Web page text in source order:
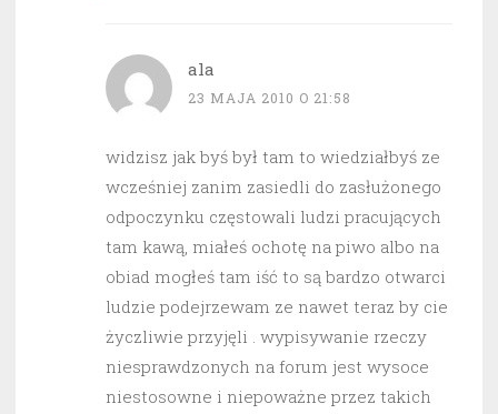
ala
23 MAJA 2010 O 21:58
widzisz jak byś był tam to wiedziałbyś ze
wcześniej zanim zasiedli do zasłużonego
odpoczynku częstowali ludzi pracujących
tam kawą, miałeś ochotę na piwo albo na
obiad mogłeś tam iść to są bardzo otwarci
ludzie podejrzewam ze nawet teraz by cie
życzliwie przyjęli . wypisywanie rzeczy
niesprawdzonych na forum jest wysoce
niestosowne i niepoważne przez takich